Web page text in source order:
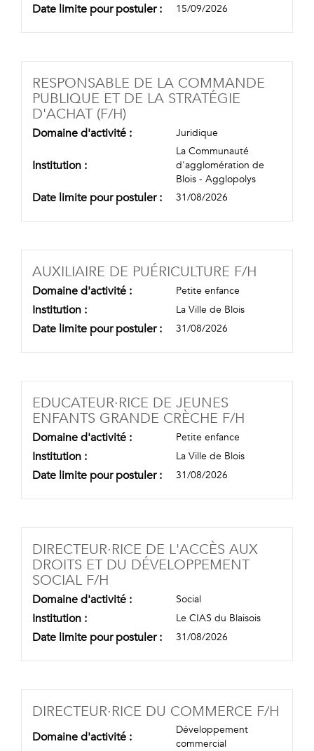
Date limite pour postuler : 15/09/2026
RESPONSABLE DE LA COMMANDE
PUBLIQUE ET DE LA STRATÉGIE
D'ACHAT (F/H)
Domaine d'activité : Juridique
Institution :
La Communauté
d'agglomération de
Blois - Agglopolys
Date limite pour postuler : 31/08/2026
AUXILIAIRE DE PUÉRICULTURE F/H
Domaine d'activité : Petite enfance
Institution : La Ville de Blois
Date limite pour postuler : 31/08/2026
EDUCATEUR·RICE DE JEUNES
ENFANTS GRANDE CRÈCHE F/H
Domaine d'activité : Petite enfance
Institution : La Ville de Blois
Date limite pour postuler : 31/08/2026
DIRECTEUR·RICE DE L'ACCÈS AUX
DROITS ET DU DÉVELOPPEMENT
SOCIAL F/H
Domaine d'activité : Social
Institution : Le CIAS du Blaisois
Date limite pour postuler : 31/08/2026
DIRECTEUR·RICE DU COMMERCE F/H
Domaine d'activité :
Développement
commercial